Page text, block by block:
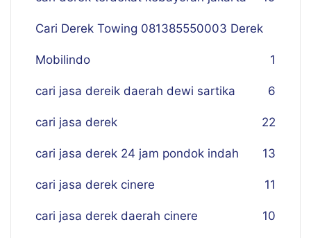
Cari Derek Towing 081385550003 Derek
Mobilindo 1
cari jasa dereik daerah dewi sartika 6
cari jasa derek 22
cari jasa derek 24 jam pondok indah 13
cari jasa derek cinere 11
cari jasa derek daerah cinere 10